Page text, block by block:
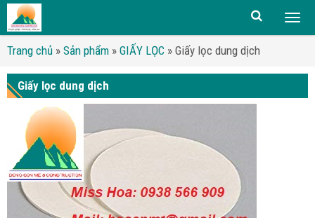
Trang chủ » Sản phẩm » GIẤY LỌC » Giấy lọc dung dịch
Giấy lọc dung dịch